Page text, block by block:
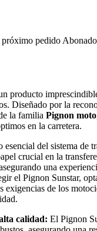
pedido
producto
Diseñado por la
la familia Pignon moto
en la carretera.
del sistema de
crucial en la
una
el Pignon Sunstar,
exigencias de los
calidad: El Pignon